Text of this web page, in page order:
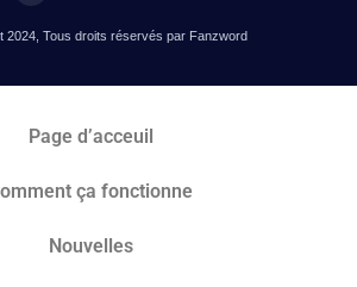
2024, Tous droits réservés par Fanzword
Page d’acceuil
ça fonctionne
Nouvelles